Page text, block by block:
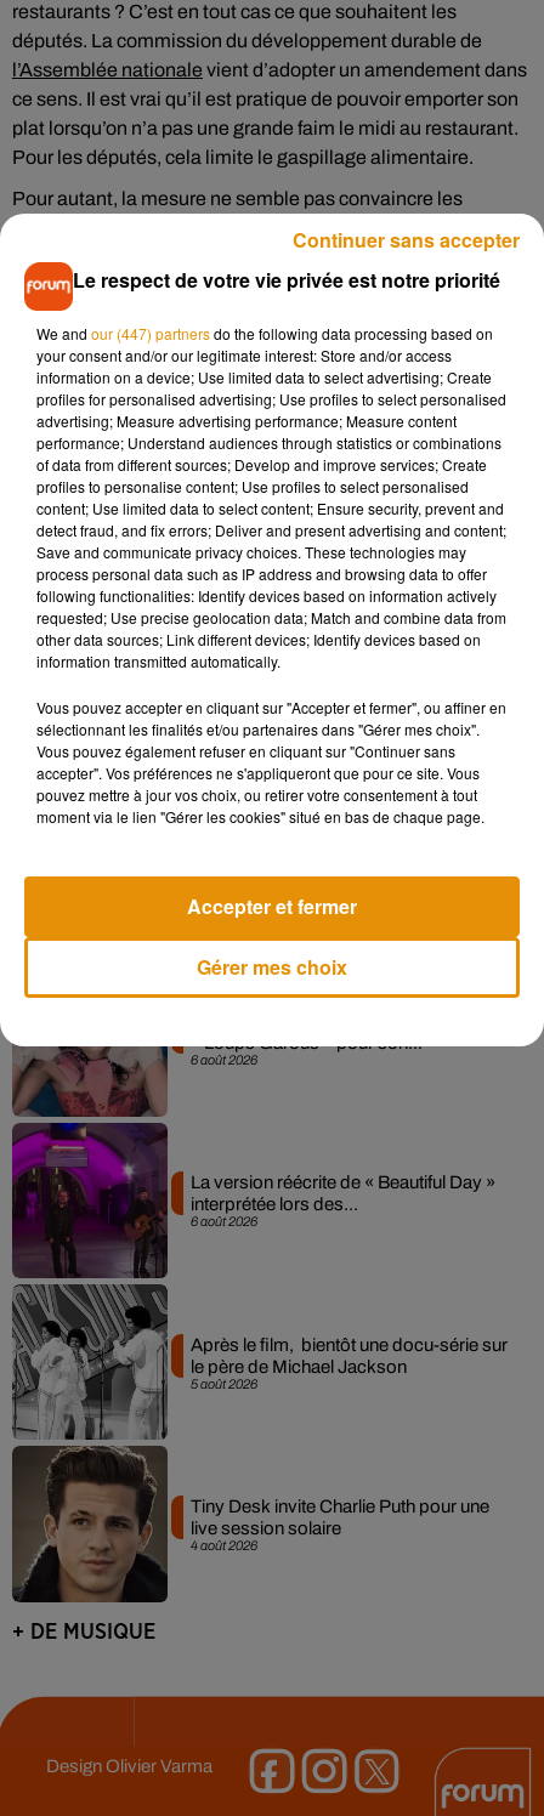
restaurants ? C’est en tout cas ce que souhaitent les
députés. La commission du développement durable de
l’Assemblée nationale vient d’adopter un amendement dans
ce sens. Il est vrai qu’il est pratique de pouvoir emporter son
plat lorsqu’on n’a pas une grande faim le midi au restaurant.
Pour les députés, cela limite le gaspillage alimentaire.
Pour autant, la mesure ne semble pas convaincre les
valoriser leurs biodéchets depuis janvier 2016. Pour cela,
l’Union des métiers et des industries de l’Hôtellerie
proposé à ses adhérents de proposer à leurs clients des
doggy bags en fin de repas. Malheureusement, cette
proposition n’a pas semblé rencontré le retour espéré.
D’ailleurs à ce jour, le client doit souvent demander à pouvoir
emporter le reste de son plat plutôt que d’entendre le
restaurateur lui proposer spontanément.
Musique
7 août 2026
Sensation » avec Kylie Minogue
7 août 2026
collaboration tant attendue
6 août 2026
« Loups Garous » pour son...
6 août 2026
La version réécrite de « Beautiful Day »
interprétée lors des...
5 août 2026
Après le film, bientôt une docu-série sur
le père de Michael Jackson
4 août 2026
Tiny Desk invite Charlie Puth pour une
live session solaire
+ DE MUSIQUE
DesignOlivier Varma
Le respect de votre vie privée est notre priorité
We and our (447) partnersdo the following data processing based on
your consent and/or our legitimate interest: Store and/or access
information on a device; Use limited data to select advertising; Create
profiles for personalised advertising; Use profiles to select personalised
advertising; Measure advertising performance; Measure content
performance; Understand audiences through statistics or combinations
of data from different sources; Develop and improve services; Create
profiles to personalise content; Use profiles to select personalised
content; Use limited data to select content; Ensure security, prevent and
detect fraud, and fix errors; Deliver and present advertising and content;
Save and communicate privacy choices. These technologies may
process personal data such as IP address and browsing data to offer
following functionalities: Identify devices based on information actively
requested; Use precise geolocation data; Match and combine data from
other data sources; Link different devices; Identify devices based on
information transmitted automatically.
Vous pouvez accepter en cliquant sur "Accepter et fermer", ou affiner en
sélectionnant les finalités et/ou partenaires dans "Gérer mes choix".
Vous pouvez également refuser en cliquant sur "Continuer sans
accepter". Vos préférences ne s'appliqueront que pour ce site. Vous
pouvez mettre à jour vos choix, ou retirer votre consentement à tout
moment via le lien "Gérer les cookies" situé en bas de chaque page.
Gérer mes choix
Accepter et fermer
Continuer sans accepter